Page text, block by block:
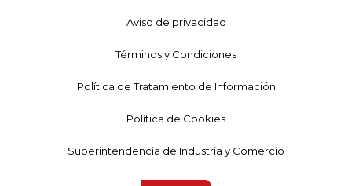
Aviso de privacidad
Términos y Condiciones
Política de Tratamiento de Información
Política de Cookies
Superintendencia de Industria y Comercio